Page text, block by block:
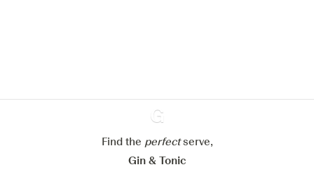
Ginventory
Find the perfectserve,
Gin & Tonic